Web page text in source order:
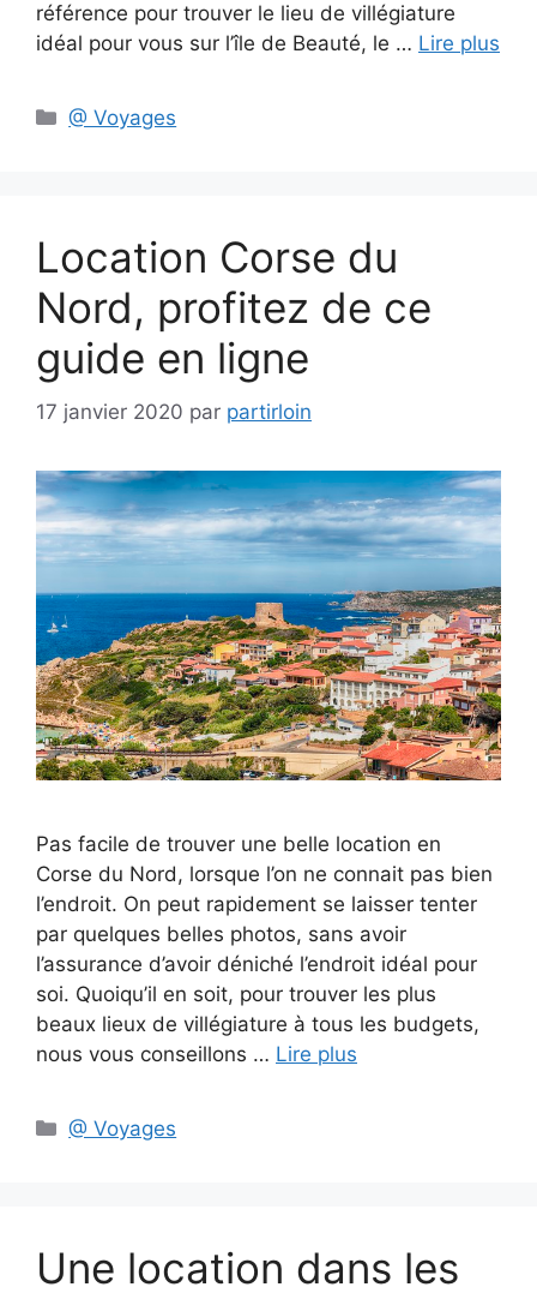
référence pour trouver le lieu de villégiature
idéal pour vous sur l’île de Beauté, le … Lire plus
Catégories
@ Voyages
Location Corse du
Nord, profitez de ce
guide en ligne
17 janvier 2020 par partirloin
Pas facile de trouver une belle location en
Corse du Nord, lorsque l’on ne connait pas bien
l’endroit. On peut rapidement se laisser tenter
par quelques belles photos, sans avoir
l’assurance d’avoir déniché l’endroit idéal pour
soi. Quoiqu’il en soit, pour trouver les plus
beaux lieux de villégiature à tous les budgets,
nous vous conseillons … Lire plus
Catégories
@ Voyages
Une location dans les